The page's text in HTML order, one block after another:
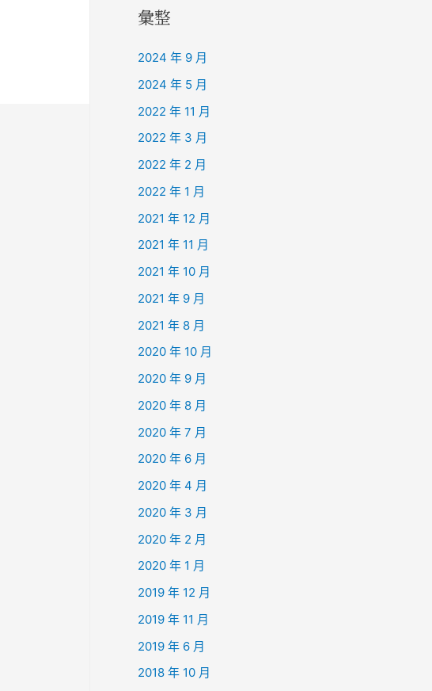
彙整
2024 年 9 月
2024 年 5 月
2022 年 11 月
2022 年 3 月
2022 年 2 月
2022 年 1 月
2021 年 12 月
2021 年 11 月
2021 年 10 月
2021 年 9 月
2021 年 8 月
2020 年 10 月
2020 年 9 月
2020 年 8 月
2020 年 7 月
2020 年 6 月
2020 年 4 月
2020 年 3 月
2020 年 2 月
2020 年 1 月
2019 年 12 月
2019 年 11 月
2019 年 6 月
2018 年 10 月